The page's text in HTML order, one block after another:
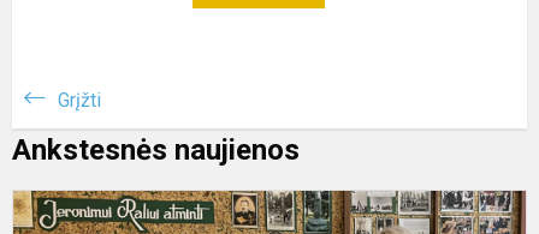
Grįžti
Ankstesnės naujienos